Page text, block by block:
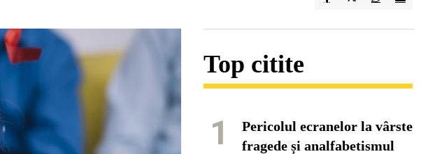
Top citite
1
Pericolul ecranelor la vârste
fragede și analfabetismul